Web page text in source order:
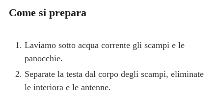
Come si prepara
Laviamo sotto acqua corrente gli scampi e le
panocchie.
Separate la testa dal corpo degli scampi, eliminate
le interiora e le antenne.